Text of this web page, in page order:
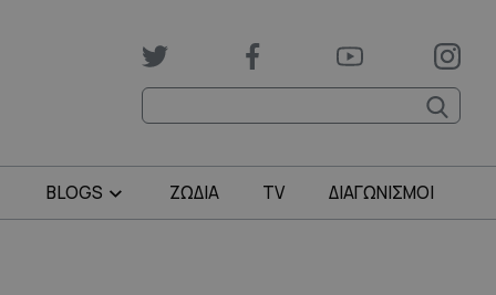
BLOGS ΖΩΔΙΑ TV ΔΙΑΓΩΝΙΣΜΟΙ